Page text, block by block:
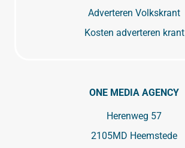
Adverteren Volkskrant
Kosten adverteren krant
ONE MEDIA AGENCY
Herenweg 57
2105MD Heemstede